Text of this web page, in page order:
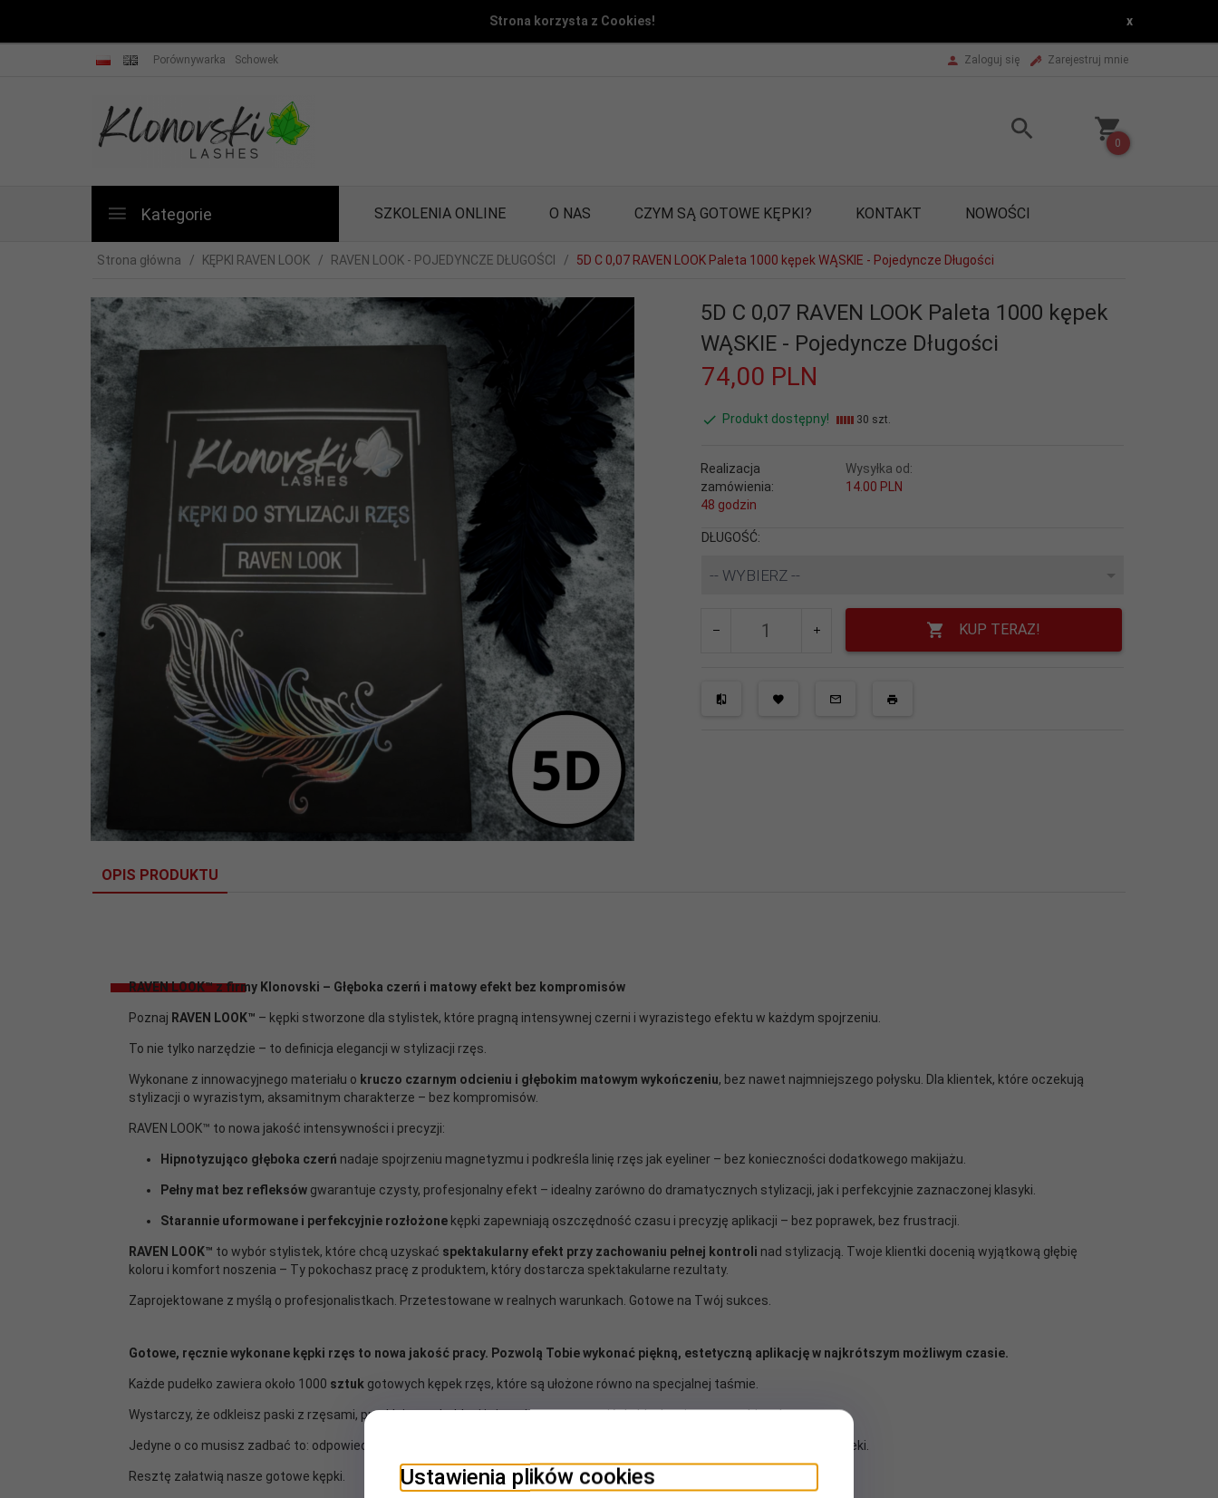
Strona korzysta z Cookies! x
Porównywarka Schowek Zaloguj się Zarejestruj mnie
0
Kategorie SZKOLENIA ONLINE O NAS CZYM SĄ GOTOWE KĘPKI? KONTAKT NOWOŚCI
Strona główna KĘPKI RAVEN LOOK RAVEN LOOK - POJEDYNCZE DŁUGOŚCI 5D C 0,07 RAVEN LOOK Paleta 1000 kępek WĄSKIE - Pojedyncze Długości
5D C 0,07 RAVEN LOOK Paleta 1000 kępek
WĄSKIE - Pojedyncze Długości
74,00 PLN
Produkt dostępny! 30 szt.
Realizacja
zamówienia:
48 godzin
Wysyłka od:
14.00 PLN
DŁUGOŚĆ:
-- WYBIERZ --
KUP TERAZ!
OPIS PRODUKTU
RAVEN LOOK™ z firmy Klonovski – Głęboka czerń i matowy efekt bez kompromisów
Poznaj RAVEN LOOK™ – kępki stworzone dla stylistek, które pragną intensywnej czerni i wyrazistego efektu w każdym spojrzeniu.
To nie tylko narzędzie – to definicja elegancji w stylizacji rzęs.
Wykonane z innowacyjnego materiału o kruczo czarnym odcieniu i głębokim matowym wykończeniu, bez nawet najmniejszego połysku. Dla klientek, które oczekują
stylizacji o wyrazistym, aksamitnym charakterze – bez kompromisów.
RAVEN LOOK™ to nowa jakość intensywności i precyzji:
Hipnotyzująco głęboka czerń nadaje spojrzeniu magnetyzmu i podkreśla linię rzęs jak eyeliner – bez konieczności dodatkowego makijażu.
Pełny mat bez refleksów gwarantuje czysty, profesjonalny efekt – idealny zarówno do dramatycznych stylizacji, jak i perfekcyjnie zaznaczonej klasyki.
Starannie uformowane i perfekcyjnie rozłożone kępki zapewniają oszczędność czasu i precyzję aplikacji – bez poprawek, bez frustracji.
RAVEN LOOK™ to wybór stylistek, które chcą uzyskać spektakularny efekt przy zachowaniu pełnej kontroli nad stylizacją. Twoje klientki docenią wyjątkową głębię
koloru i komfort noszenia – Ty pokochasz pracę z produktem, który dostarcza spektakularne rezultaty.
Zaprojektowane z myślą o profesjonalistkach. Przetestowane w realnych warunkach. Gotowe na Twój sukces.
Gotowe, ręcznie wykonane kępki rzęs to nowa jakość pracy. Pozwolą Tobie wykonać piękną, estetyczną aplikację w najkrótszym możliwym czasie.
Każde pudełko zawiera około 1000 sztuk gotowych kępek rzęs, które są ułożone równo na specjalnej taśmie.
Wystarczy, że odkleisz paski z rzęsami, przykleisz na holder i już możesz przystąpić do błyskawicznego zabiegu!
Jedyne o co musisz zadbać to: odpowiednie kierunkowanie, dobry styk rzęsy naturalnej z kępką i właściwa odległość od powieki.
Resztę załatwią nasze gotowe kępki. Ustawienia plików cookies